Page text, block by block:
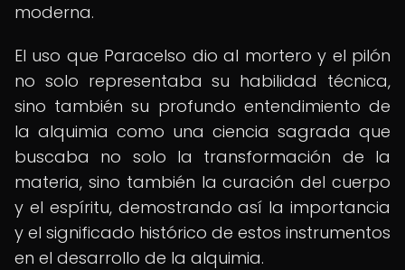
moderna.
El uso que Paracelso dio al mortero y el pilón
no solo representaba su habilidad técnica,
sino también su profundo entendimiento de
la alquimia como una ciencia sagrada que
buscaba no solo la transformación de la
materia, sino también la curación del cuerpo
y el espíritu, demostrando así la importancia
y el significado histórico de estos instrumentos
en el desarrollo de la alquimia.